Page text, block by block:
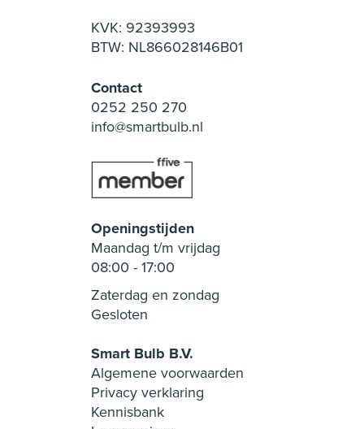
KVK: 92393993
BTW: NL866028146B01
Contact
0252 250 270
info@smartbulb.nl
Openingstijden
Maandag t/m vrijdag
08:00 -17:00
Zaterdag en zondag
Gesloten
Smart Bulb B.V.
Algemene voorwaarden
Privacy verklaring
Kennisbank